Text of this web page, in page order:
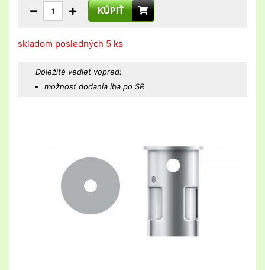
KÚPIŤ
skladom posledných 5 ks
Dôležité vedieť vopred:
možnosť dodania iba po SR